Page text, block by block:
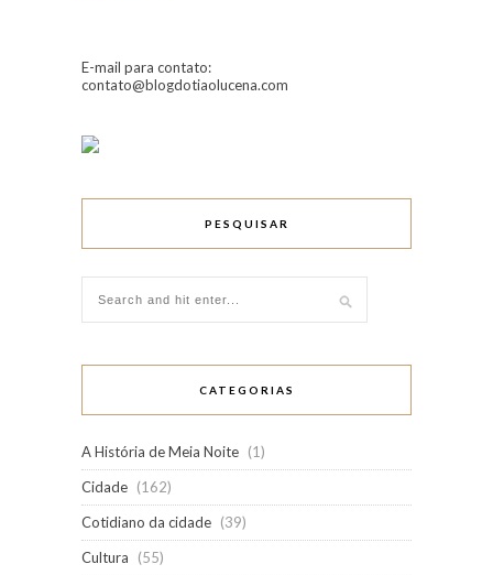
E-mail para contato:
contato@blogdotiaolucena.com
PESQUISAR
CATEGORIAS
A História de Meia Noite (1)
Cidade (162)
Cotidiano da cidade (39)
Cultura
(55)